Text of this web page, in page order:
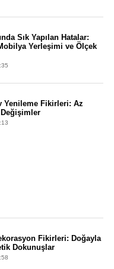
Sık Yapılan Hatalar:
Yerleşimi ve Ölçek
Yenileme Fikirleri: Az
Fikirleri: Doğayla
Dokunuşlar